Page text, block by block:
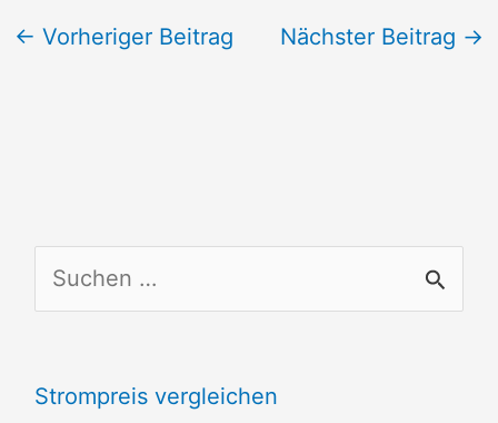
← Vorheriger Beitrag Nächster Beitrag →
u
h
Strompreis vergleichen